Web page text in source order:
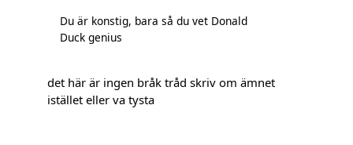
Du är konstig, bara så du vet Donald
Duck genius
det här är ingen bråk tråd skriv om ämnet
istället eller va tysta